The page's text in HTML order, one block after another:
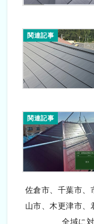
関連記事
関連記事
佐倉市、千葉市、
山市、木更津市、
全域に